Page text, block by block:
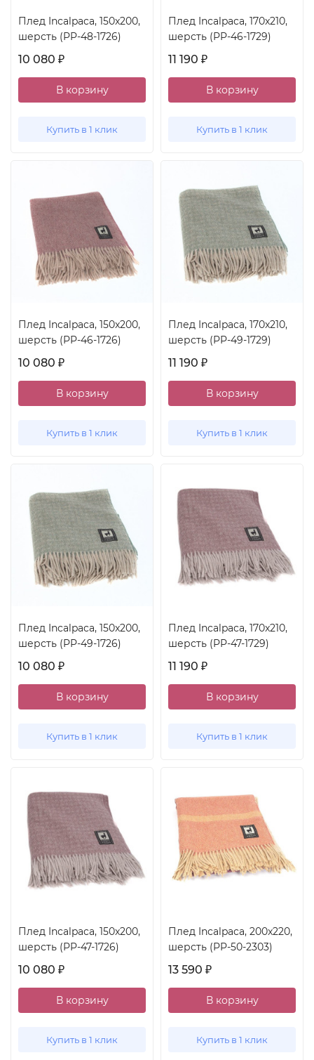
Плед Incalpaca, 150x200,
шерсть (PP-48-1726)
10 080 ₽
В корзину
Купить в 1 клик
Плед Incalpaca, 170x210,
шерсть (PP-46-1729)
11 190 ₽
В корзину
Купить в 1 клик
Плед Incalpaca, 150x200,
шерсть (PP-46-1726)
10 080 ₽
В корзину
Купить в 1 клик
Плед Incalpaca, 170x210,
шерсть (PP-49-1729)
11 190 ₽
В корзину
Купить в 1 клик
Плед Incalpaca, 150x200,
шерсть (PP-49-1726)
10 080 ₽
В корзину
Купить в 1 клик
Плед Incalpaca, 170x210,
шерсть (PP-47-1729)
11 190 ₽
В корзину
Купить в 1 клик
Плед Incalpaca, 150x200,
шерсть (PP-47-1726)
10 080 ₽
В корзину
Купить в 1 клик
Плед Incalpaca, 200x220,
шерсть (PP-50-2303)
13 590 ₽
В корзину
Купить в 1 клик